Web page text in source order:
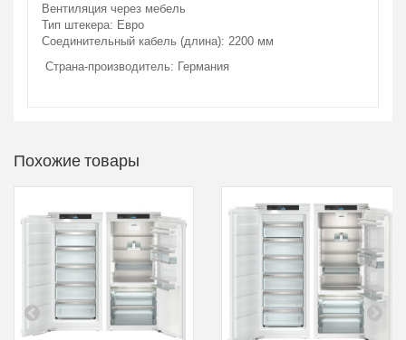
Вентиляция через мебель
Тип штекера: Евро
Соединительный кабель (длина): 2200 мм
Страна-производитель: Германия
Похожие товары